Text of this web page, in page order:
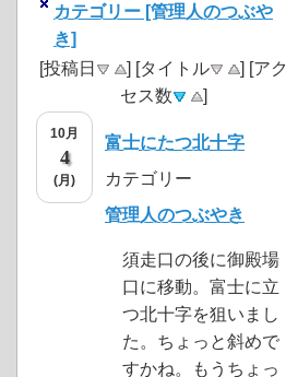
カテゴリー [管理人のつぶや
き]
[投稿日
] [タイトル
] [アク
セス数
]
10月
4
(月)
富士にたつ北十字
カテゴリー
管理人のつぶやき
須走口の後に御殿場
口に移動。富士に立
つ北十字を狙いまし
た。ちょっと斜めで
すかね。もうちょっ